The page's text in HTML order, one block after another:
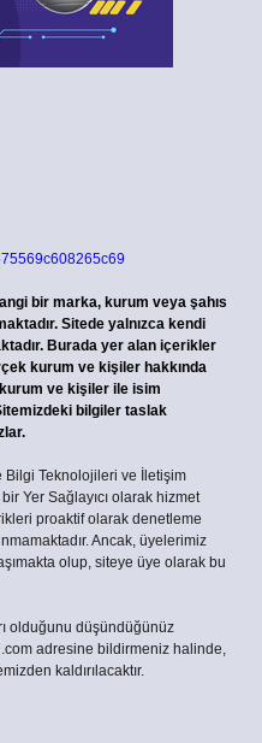
bir marka, kurum veya şahıs
Sitede yalnızca kendi
Burada yer alan içerikler
kurum ve kişiler hakkında
ve kişiler ile isim
bilgiler taslak
Bilgi Teknolojileri ve İletişim
Yer Sağlayıcı olarak hizmet
proaktif olarak denetleme
Ancak, üyelerimiz
olup, siteye üye olarak bu
olduğunu düşündüğünüz
adresine bildirmeniz halinde,
kaldırılacaktır.